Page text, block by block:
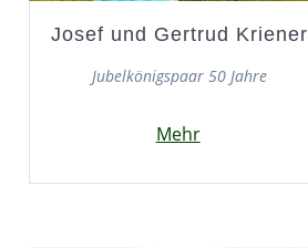
Josef und Gertrud Kriener
Jubelkönigspaar 50 Jahre
Mehr